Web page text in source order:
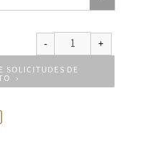
SOLICITUDES DE